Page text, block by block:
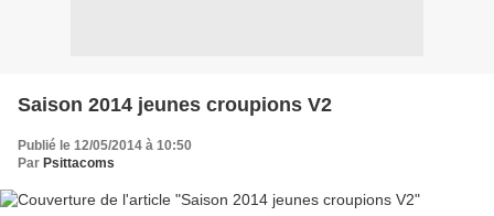
Saison 2014 jeunes croupions V2
Publié le 12/05/2014 à 10:50
Par Psittacoms